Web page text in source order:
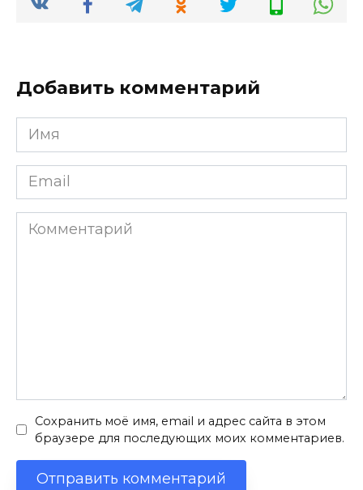
Добавить комментарий
Имя
*
Email
*
Комментарий
Сохранить моё имя, email и адрес сайта в этом
браузере для последующих моих комментариев.